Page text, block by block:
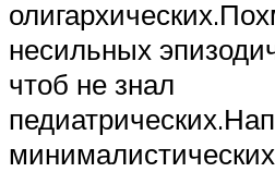
несильных
чтоб не знал